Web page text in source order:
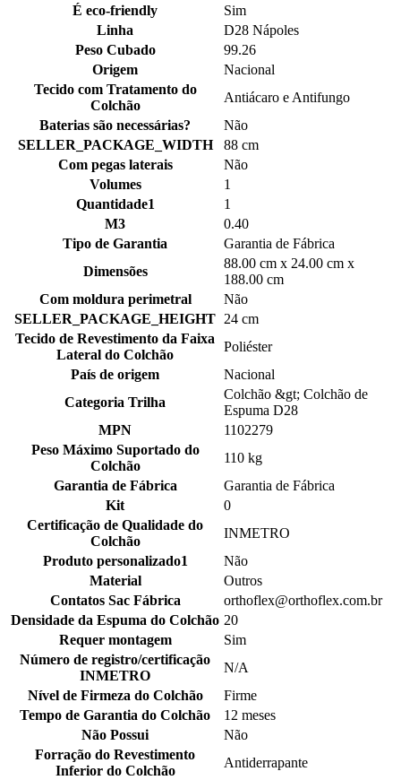
É eco-friendly
Sim
Linha
D28 Nápoles
Peso Cubado
99.26
Origem
Nacional
Tecido com Tratamento do
Colchão
Antiácaro e Antifungo
Baterias são necessárias?
Não
SELLER_PACKAGE_WIDTH
88 cm
Com pegas laterais
Não
Volumes
1
Quantidade1
1
M3
0.40
Tipo de Garantia
Garantia de Fábrica
Dimensões
88.00 cm x 24.00 cm x
188.00 cm
Com moldura perimetral
Não
SELLER_PACKAGE_HEIGHT 24 cm
Tecido de Revestimento da Faixa
Lateral do Colchão
Poliéster
País de origem
Nacional
Categoria Trilha
Colchão &gt; Colchão de
Espuma D28
MPN
1102279
Peso Máximo Suportado do
Colchão
110 kg
Garantia de Fábrica
Garantia de Fábrica
Kit
0
Certificação de Qualidade do
Colchão
INMETRO
Produto personalizado1
Não
Material
Outros
Contatos Sac Fábrica
orthoflex@orthoflex.com.br
Densidade da Espuma do Colchão 20
Requer montagem
Sim
Número de registro/certificação
INMETRO
N/A
Nível de Firmeza do Colchão
Firme
Tempo de Garantia do Colchão
12 meses
Não Possui
Não
Forração do Revestimento
Inferior do Colchão
Antiderrapante